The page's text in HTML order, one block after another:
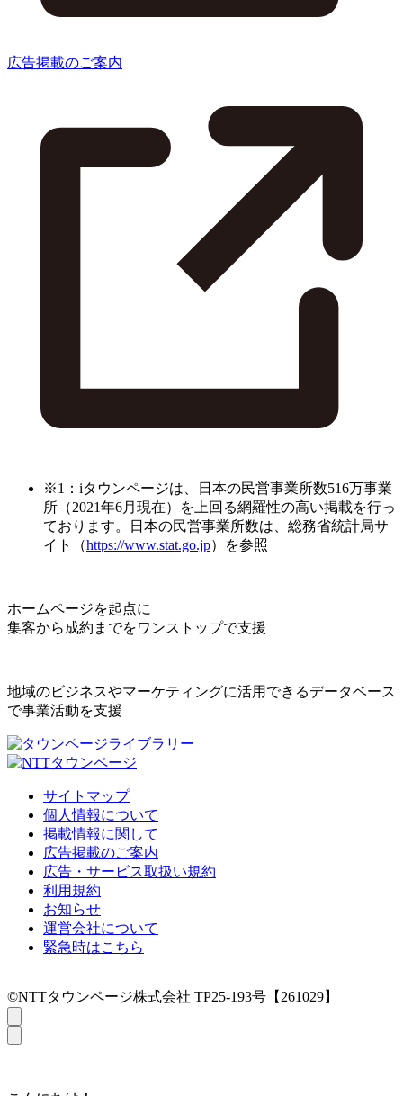
広告掲載のご案内
※1：iタウンページは、日本の民営事業所数516万事業
所（2021年6月現在）を上回る網羅性の高い掲載を行っ
ております。日本の民営事業所数は、総務省統計局サ
イト（https://www.stat.go.jp）を参照
ホームページを起点に
集客から成約までをワンストップで支援
地域のビジネスやマーケティングに活用できるデータベース
で事業活動を支援
サイトマップ
個人情報について
掲載情報に関して
広告掲載のご案内
広告・サービス取扱い規約
利用規約
お知らせ
運営会社について
緊急時はこちら
©NTTタウンページ株式会社 TP25-193号【261029】